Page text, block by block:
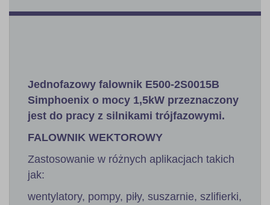
Jednofazowy falownik E500-2S0015B
Simphoenix o mocy 1,5kW przeznaczony
jest do pracy z silnikami trójfazowymi.
FALOWNIK WEKTOROWY
Zastosowanie w różnych aplikacjach takich
jak:
wentylatory, pompy, piły, suszarnie, szlifierki,